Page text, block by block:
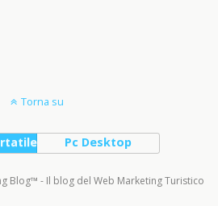
Torna su
Pc Desktop
Blog™ - Il blog del Web Marketing Turistico